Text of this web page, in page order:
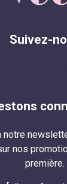
Suivez-
notre
nos
première.